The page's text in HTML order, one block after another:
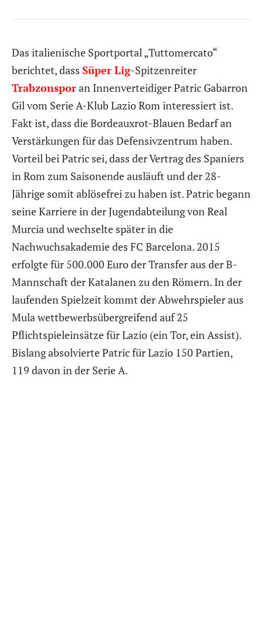
Das italienische Sportportal „Tuttomercato“
berichtet, dass Süper Lig-Spitzenreiter
Trabzonsporan Innenverteidiger Patric Gabarron
Gil vom Serie A-Klub Lazio Rom interessiert ist.
Fakt ist, dass die Bordeauxrot-Blauen Bedarf an
Verstärkungen für das Defensivzentrum haben.
Vorteil bei Patric sei, dass der Vertrag des Spaniers
in Rom zum Saisonende ausläuft und der 28-
Jährige somit ablösefrei zu haben ist. Patric begann
seine Karriere in der Jugendabteilung von Real
Murcia und wechselte später in die
Nachwuchsakademie des FC Barcelona. 2015
erfolgte für 500.000 Euro der Transfer aus der B-
Mannschaft der Katalanen zu den Römern. In der
laufenden Spielzeit kommt der Abwehrspieler aus
Mula wettbewerbsübergreifend auf 25
Pflichtspieleinsätze für Lazio (ein Tor, ein Assist).
Bislang absolvierte Patric für Lazio 150 Partien,
119 davon in der Serie A.